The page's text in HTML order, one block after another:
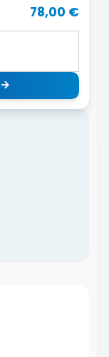
78,00 €